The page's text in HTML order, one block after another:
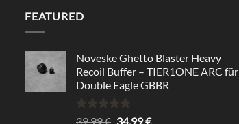
FEATURED
Noveske Ghetto Blaster Heavy
Recoil Buffer – TIER1ONE ARC für
Double Eagle GBBR
Bewertet
39,99€ Ursprünglicher
34,99€Aktueller